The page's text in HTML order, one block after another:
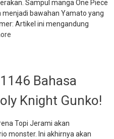
Sampul manga One Piece
bawahan Yamato yang
Artikel ini mengandung
Bahasa
Knight Gunko!
Topi Jerami akan
monster. Ini akhirnya akan